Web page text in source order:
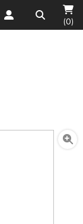
(0)